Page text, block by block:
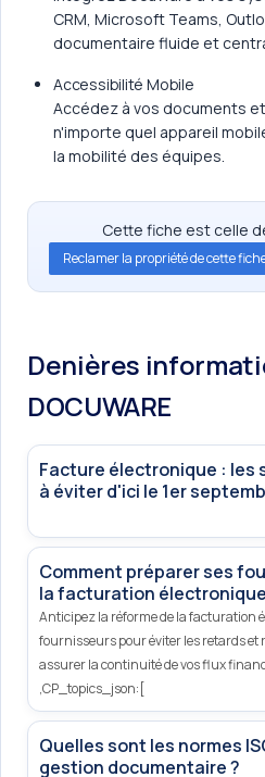
CRM, Microsoft Teams,
documentaire fluide et
Accessibilité Mobile
Accédez à vos documents
n'importe quel appareil
la mobilité des équipes.
Cette fiche est celle
Reclamer la propriété de cette
Denières
DOCUWARE
Facture électronique : les
à éviter d'ici le 1er
Comment préparer ses
la facturation
Anticipez la réforme de la facturation
fournisseurs pour éviter les retards et
assurer la continuité de vos flux
,CP_topics_json:[
Quelles sont les normes
gestion documentaire ?